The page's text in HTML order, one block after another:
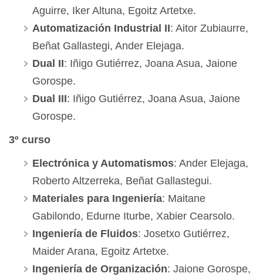
Aguirre, Iker Altuna, Egoitz Artetxe.
Automatización Industrial II: Aitor Zubiaurre,
Beñat Gallastegi, Ander Elejaga.
Dual II: Iñigo Gutiérrez, Joana Asua, Jaione
Gorospe.
Dual III: Iñigo Gutiérrez, Joana Asua, Jaione
Gorospe.
3º curso
Electrónica y Automatismos: Ander Elejaga,
Roberto Altzerreka, Beñat Gallastegui.
Materiales para Ingeniería: Maitane
Gabilondo, Edurne Iturbe, Xabier Cearsolo.
Ingeniería de Fluidos: Josetxo Gutiérrez,
Maider Arana, Egoitz Artetxe.
Ingeniería de Organización: Jaione Gorospe,